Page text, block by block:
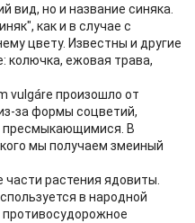
вид, но и название синяка.
как и в случае с
цвету. Известны и другие
колючка, ежовая трава,
vulgáre произошло от
за формы соцветий,
пресмыкающимися. В
мы получаем змеиный
части растения ядовиты.
в народной